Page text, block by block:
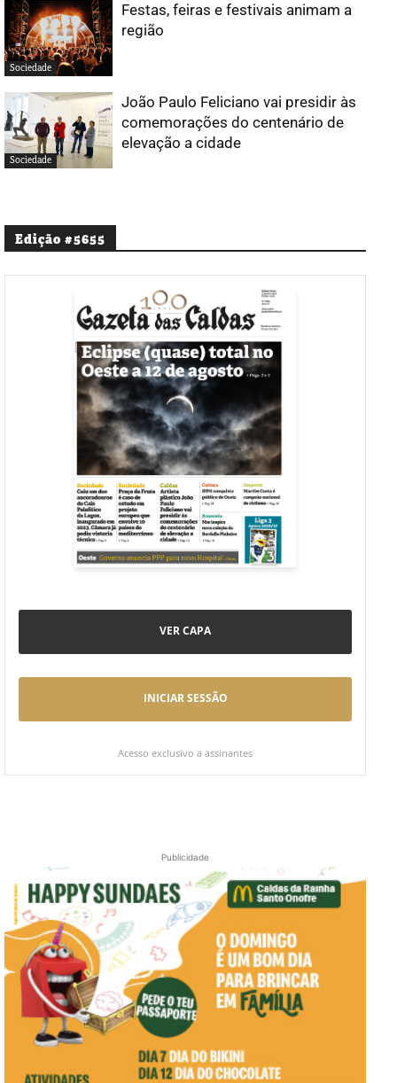
Sociedade
Festas, feiras e festivais animam a
região
Sociedade
João Paulo Feliciano vai presidir às
comemorações do centenário de
elevação a cidade
Edição #5655
VER CAPA
INICIAR SESSÃO
Acesso exclusivo a assinantes
Publicidade